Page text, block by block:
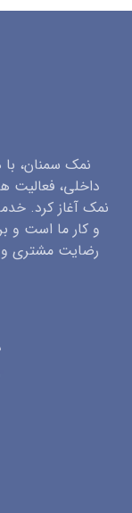
نمک سمنان،
داخلی، فعالیت
نمک آغاز کرد.
و کار ما است و
رضایت مشتری و